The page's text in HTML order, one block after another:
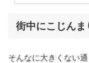
街中にこじん
そんなに大きくない